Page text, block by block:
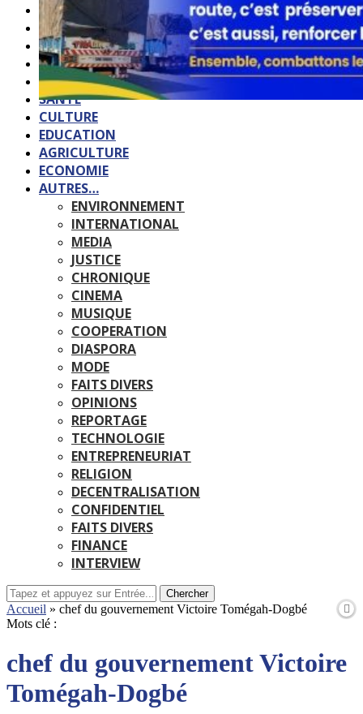
ACCUEIL
QUI SOMMES-NOUS?
POLITIQUE
SOCIETE
SPORTS
SANTE
CULTURE
EDUCATION
AGRICULTURE
ECONOMIE
AUTRES…
ENVIRONNEMENT
INTERNATIONAL
MEDIA
JUSTICE
CHRONIQUE
CINEMA
MUSIQUE
COOPERATION
DIASPORA
MODE
FAITS DIVERS
OPINIONS
REPORTAGE
TECHNOLOGIE
ENTREPRENEURIAT
RELIGION
DECENTRALISATION
CONFIDENTIEL
FAITS DIVERS
FINANCE
INTERVIEW
Chercher
Accueil » chef du gouvernement Victoire Tomégah-Dogbé
Mots clé :
chef du gouvernement Victoire
Tomégah-Dogbé